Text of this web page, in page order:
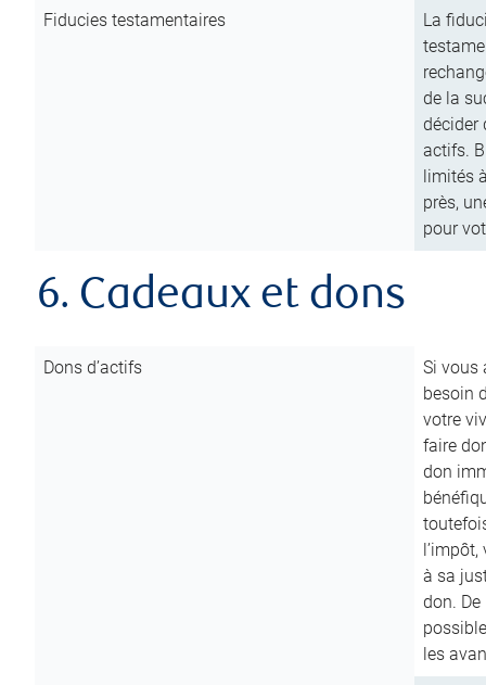
Fiducies testamentaires
La
de la
décider
actifs.
limités
près,
pour
6. Cadeaux et dons
Dons d’actifs
Si vous
besoin
votre
faire
don
à sa
don.
les